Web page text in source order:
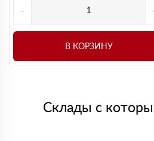
-
В КОРЗИНУ
Склады с